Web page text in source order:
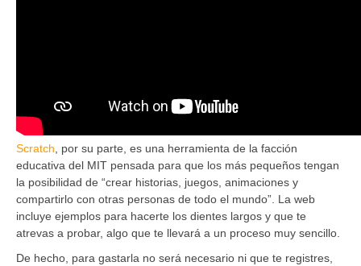
Scratch, por su parte, es una herramienta de la facción
educativa del MIT pensada para que los más pequeños tengan
la posibilidad de “crear historias, juegos, animaciones y
compartirlo con otras personas de todo el mundo”. La web
incluye ejemplos para hacerte los dientes largos y que te
atrevas a probar, algo que te llevará a un proceso muy sencillo.
De hecho, para gastarla no será necesario ni que te registres,